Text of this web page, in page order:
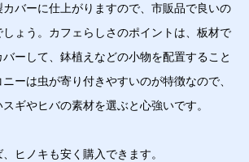
バーに仕上がりますので、市販品で良いの
ょう。カフェらしさのポイントは、板材で
ーして、鉢植えなどの小物を配置すること
ーは虫が寄り付きやすいのが特徴なので、
ギやヒバの素材を選ぶと心強いです。
ヒノキも安く購入できます。